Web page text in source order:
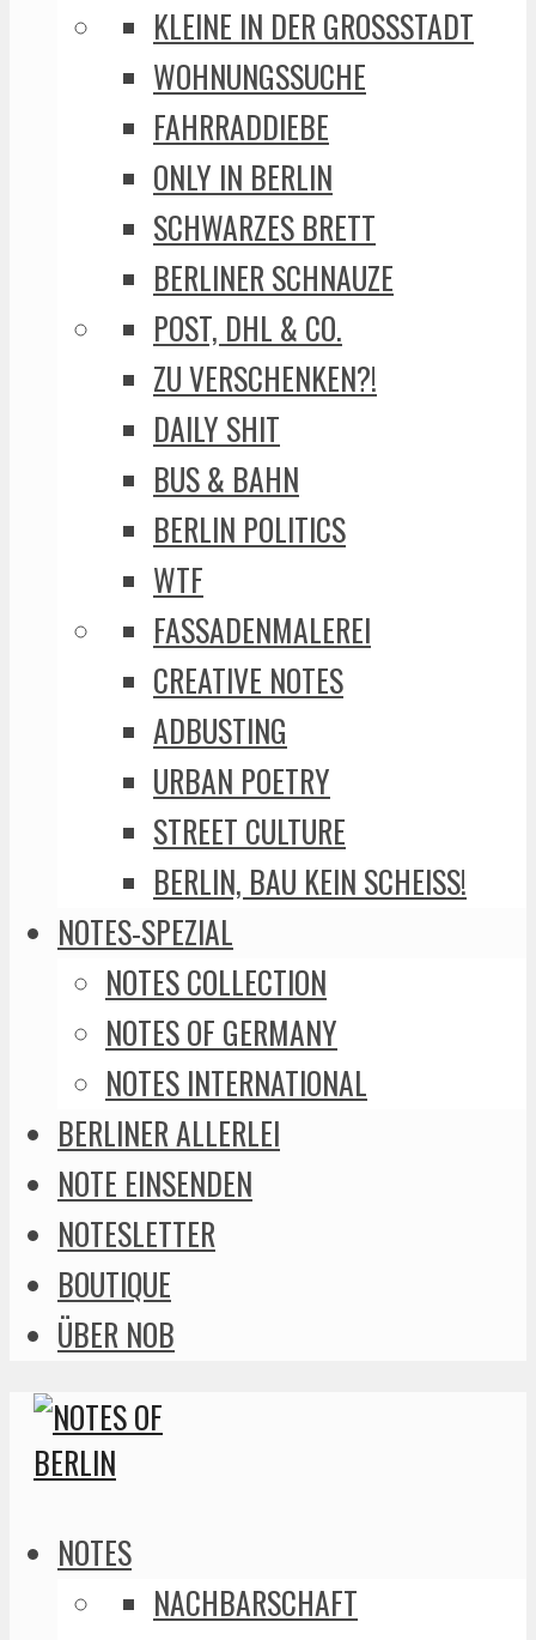
KLEINE IN DER GROSSSTADT
WOHNUNGSSUCHE
FAHRRADDIEBE
ONLY IN BERLIN
SCHWARZES BRETT
BERLINER SCHNAUZE
POST, DHL & CO.
ZU VERSCHENKEN?!
DAILY SHIT
BUS & BAHN
BERLIN POLITICS
WTF
FASSADENMALEREI
CREATIVE NOTES
ADBUSTING
URBAN POETRY
STREET CULTURE
BERLIN, BAU KEIN SCHEISS!
NOTES-SPEZIAL
NOTES COLLECTION
NOTES OF GERMANY
NOTES INTERNATIONAL
BERLINER ALLERLEI
NOTE EINSENDEN
NOTESLETTER
BOUTIQUE
ÜBER NOB
NOTES
NACHBARSCHAFT